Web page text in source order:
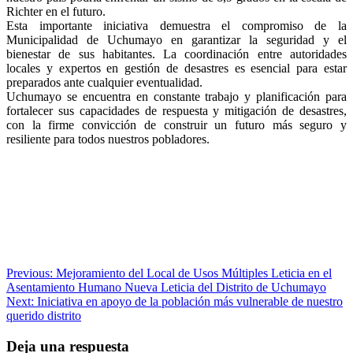
Richter en el futuro.
Esta importante iniciativa demuestra el compromiso de la
Municipalidad de Uchumayo en garantizar la seguridad y el
bienestar de sus habitantes. La coordinación entre autoridades
locales y expertos en gestión de desastres es esencial para estar
preparados ante cualquier eventualidad.
Uchumayo se encuentra en constante trabajo y planificación para
fortalecer sus capacidades de respuesta y mitigación de desastres,
con la firme convicción de construir un futuro más seguro y
resiliente para todos nuestros pobladores.
Navegación
de
entradas
Previous: Mejoramiento del Local de Usos Múltiples Leticia en el
Asentamiento Humano Nueva Leticia del Distrito de Uchumayo
Next: Iniciativa en apoyo de la población más vulnerable de nuestro
querido distrito
Deja una respuesta